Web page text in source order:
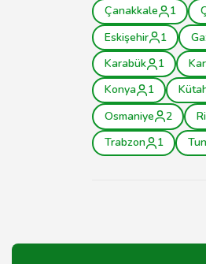
Çanakkale
1
Eskişehir
1
Karabük
1
Konya
1
Osmaniye
2
Trabzon
1